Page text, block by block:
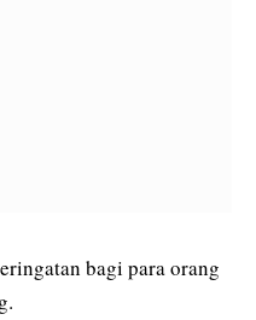
bagi para orang